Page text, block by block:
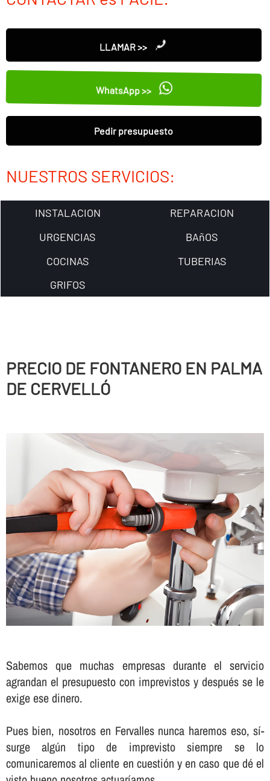
LLAMAR >>
WhatsApp >>
Pedir presupuesto
NUESTROS SERVICIOS:
INSTALACION
REPARACION
URGENCIAS
BAñOS
COCINAS
TUBERIAS
GRIFOS
PRECIO DE FONTANERO EN PALMA
DE CERVELLÓ
Sabemos que muchas empresas durante el servicio
agrandan el presupuesto con imprevistos y después se le
exige ese dinero.
Pues bien, nosotros en Fervalles nunca haremos eso, sí­
surge algún tipo de imprevisto siempre se lo
comunicaremos al cliente en cuestión y en caso que dé el